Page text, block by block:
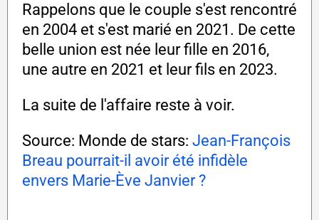
Rappelons que le couple s'est rencontré
en 2004 et s'est marié en 2021. De cette
belle union est née leur fille en 2016,
une autre en 2021 et leur fils en 2023.
La suite de l'affaire reste à voir.
Source: Monde de stars: Jean-François
Breau pourrait-il avoir été infidèle
envers Marie-Ève Janvier ?